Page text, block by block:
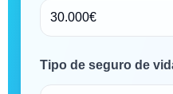
30.000€
Tipo de seguro de